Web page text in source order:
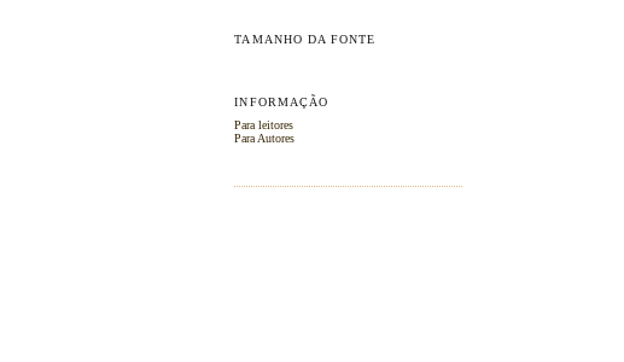
TAMANHO DA FONTE
INFORMAÇÃO
Para leitores
Para Autores